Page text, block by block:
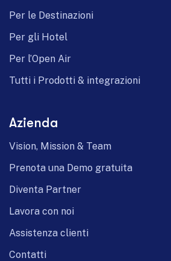
Per le Destinazioni
Per gli Hotel
Per l’Open Air
Tutti i Prodotti & integrazioni
Azienda
Vision, Mission & Team
Prenota una Demo gratuita
Diventa Partner
Lavora con noi
Assistenza clienti
Contatti